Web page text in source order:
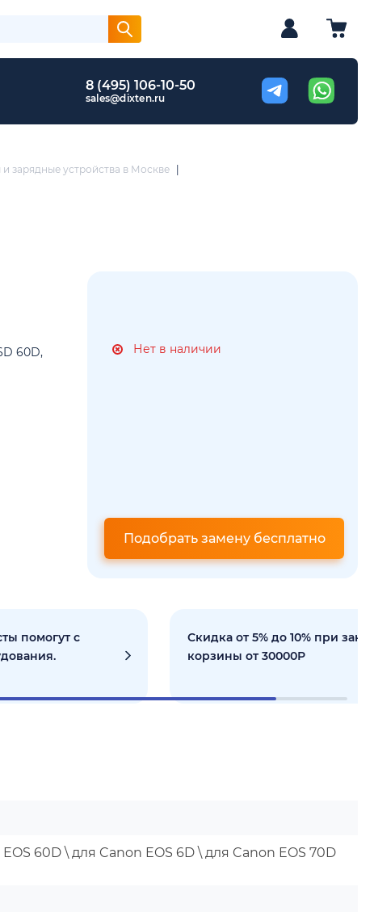
8 (495) 106-10-50
sales@dixten.ru
зарядные устройства в Москве
60D,
Нет в наличии
Подобрать замену бесплатно
помогут с
Скидка от 5% до 10% при
корзины от 30000Р
60D \ для Canon EOS 6D \ для Canon EOS 70D